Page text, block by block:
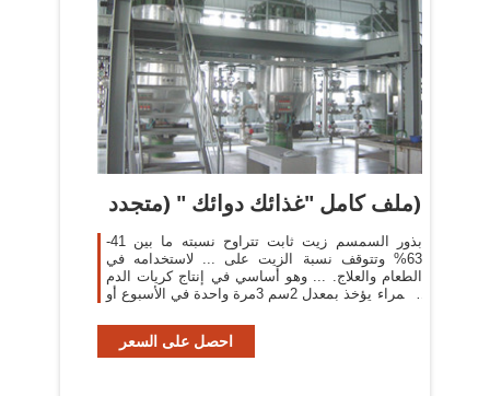
ملف كامل "غذائك دوائك " (متجدد)
بذور السمسم زيت ثابت تتراوح نسبته ما بين 41-
63% وتتوقف نسبة الزيت على ... لاستخدامه في
الطعام والعلاج. ... وهو أساسي في إنتاج كريات الدم
الحمراء يؤخذ بمعدل 2سم 3مرة واحدة في الأسبوع أو
احصل على السعر